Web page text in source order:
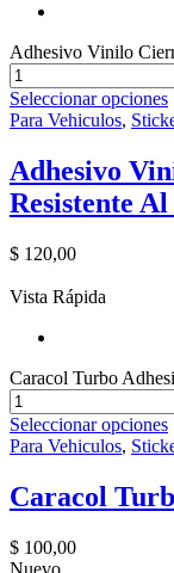
Adhesivo Vinilo
Seleccionar opciones
Para Vehiculos,
Adhesivo
Resistente
$ 120,00
Vista Rápida
Caracol Turbo
Seleccionar opciones
Para Vehiculos,
Caracol
$ 100,00
Nuevo